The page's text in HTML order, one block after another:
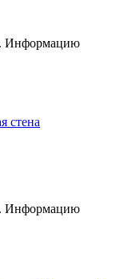
Информацию
Информацию